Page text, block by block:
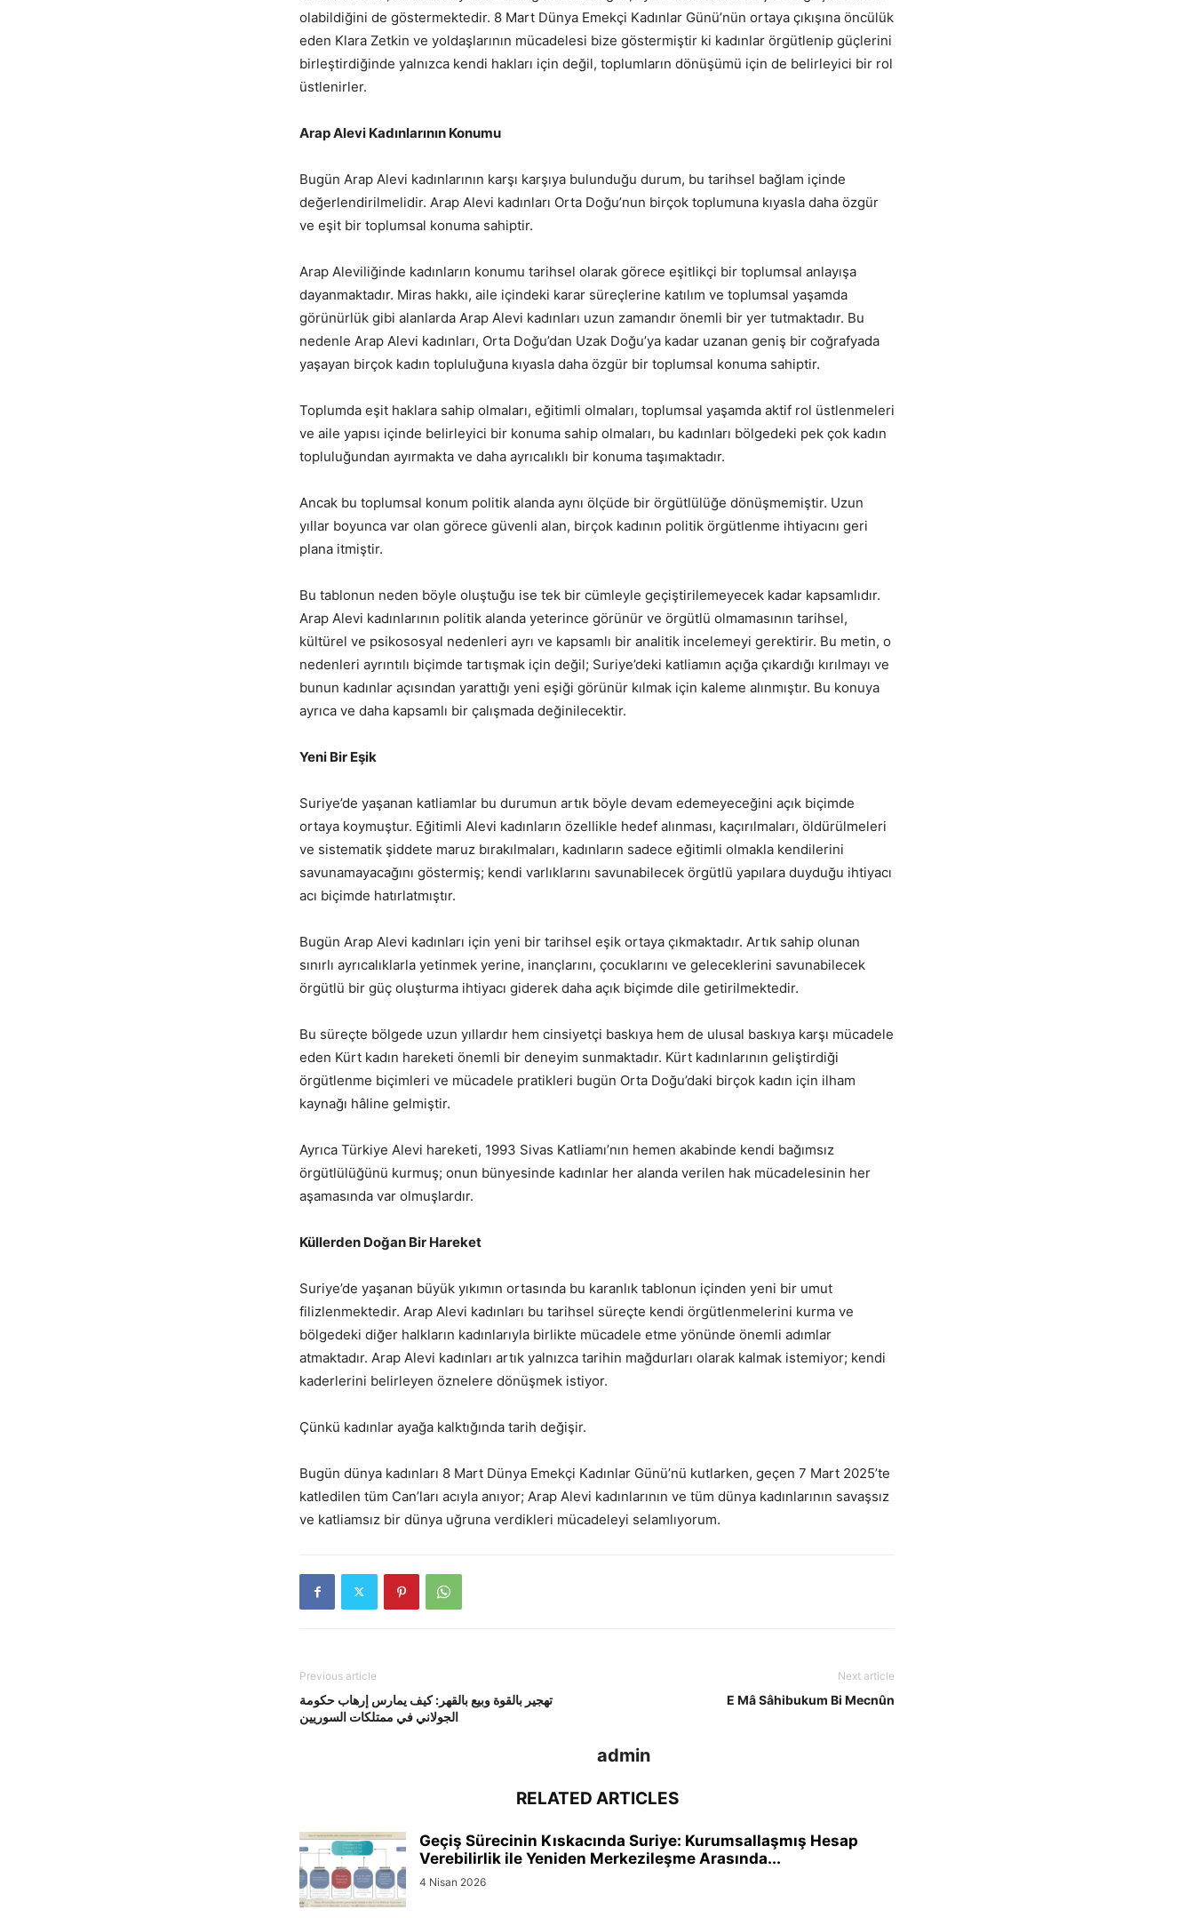
olabildiğini de göstermektedir. 8 Mart Dünya Emekçi Kadınlar Günü’nün ortaya çıkışına öncülük
eden Klara Zetkin ve yoldaşlarının mücadelesi bize göstermiştir ki kadınlar örgütlenip güçlerini
birleştirdiğinde yalnızca kendi hakları için değil, toplumların dönüşümü için de belirleyici bir rol
üstlenirler.
Arap Alevi Kadınlarının Konumu
Bugün Arap Alevi kadınlarının karşı karşıya bulunduğu durum, bu tarihsel bağlam içinde
değerlendirilmelidir. Arap Alevi kadınları Orta Doğu’nun birçok toplumuna kıyasla daha özgür
ve eşit bir toplumsal konuma sahiptir.
Arap Aleviliğinde kadınların konumu tarihsel olarak görece eşitlikçi bir toplumsal anlayışa
dayanmaktadır. Miras hakkı, aile içindeki karar süreçlerine katılım ve toplumsal yaşamda
görünürlük gibi alanlarda Arap Alevi kadınları uzun zamandır önemli bir yer tutmaktadır. Bu
nedenle Arap Alevi kadınları, Orta Doğu’dan Uzak Doğu’ya kadar uzanan geniş bir coğrafyada
yaşayan birçok kadın topluluğuna kıyasla daha özgür bir toplumsal konuma sahiptir.
Toplumda eşit haklara sahip olmaları, eğitimli olmaları, toplumsal yaşamda aktif rol üstlenmeleri
ve aile yapısı içinde belirleyici bir konuma sahip olmaları, bu kadınları bölgedeki pek çok kadın
topluluğundan ayırmakta ve daha ayrıcalıklı bir konuma taşımaktadır.
Ancak bu toplumsal konum politik alanda aynı ölçüde bir örgütlülüğe dönüşmemiştir. Uzun
yıllar boyunca var olan görece güvenli alan, birçok kadının politik örgütlenme ihtiyacını geri
plana itmiştir.
Bu tablonun neden böyle oluştuğu ise tek bir cümleyle geçiştirilemeyecek kadar kapsamlıdır.
Arap Alevi kadınlarının politik alanda yeterince görünür ve örgütlü olmamasının tarihsel,
kültürel ve psikososyal nedenleri ayrı ve kapsamlı bir analitik incelemeyi gerektirir. Bu metin, o
nedenleri ayrıntılı biçimde tartışmak için değil; Suriye’deki katliamın açığa çıkardığı kırılmayı ve
bunun kadınlar açısından yarattığı yeni eşiği görünür kılmak için kaleme alınmıştır. Bu konuya
ayrıca ve daha kapsamlı bir çalışmada değinilecektir.
Yeni Bir Eşik
Suriye’de yaşanan katliamlar bu durumun artık böyle devam edemeyeceğini açık biçimde
ortaya koymuştur. Eğitimli Alevi kadınların özellikle hedef alınması, kaçırılmaları, öldürülmeleri
ve sistematik şiddete maruz bırakılmaları, kadınların sadece eğitimli olmakla kendilerini
savunamayacağını göstermiş; kendi varlıklarını savunabilecek örgütlü yapılara duyduğu ihtiyacı
acı biçimde hatırlatmıştır.
Bugün Arap Alevi kadınları için yeni bir tarihsel eşik ortaya çıkmaktadır. Artık sahip olunan
sınırlı ayrıcalıklarla yetinmek yerine, inançlarını, çocuklarını ve geleceklerini savunabilecek
örgütlü bir güç oluşturma ihtiyacı giderek daha açık biçimde dile getirilmektedir.
Bu süreçte bölgede uzun yıllardır hem cinsiyetçi baskıya hem de ulusal baskıya karşı mücadele
eden Kürt kadın hareketi önemli bir deneyim sunmaktadır. Kürt kadınlarının geliştirdiği
örgütlenme biçimleri ve mücadele pratikleri bugün Orta Doğu’daki birçok kadın için ilham
kaynağı hâline gelmiştir.
Ayrıca Türkiye Alevi hareketi, 1993 Sivas Katliamı’nın hemen akabinde kendi bağımsız
örgütlülüğünü kurmuş; onun bünyesinde kadınlar her alanda verilen hak mücadelesinin her
aşamasında var olmuşlardır.
Küllerden Doğan Bir Hareket
Suriye’de yaşanan büyük yıkımın ortasında bu karanlık tablonun içinden yeni bir umut
filizlenmektedir. Arap Alevi kadınları bu tarihsel süreçte kendi örgütlenmelerini kurma ve
bölgedeki diğer halkların kadınlarıyla birlikte mücadele etme yönünde önemli adımlar
atmaktadır. Arap Alevi kadınları artık yalnızca tarihin mağdurları olarak kalmak istemiyor; kendi
kaderlerini belirleyen öznelere dönüşmek istiyor.
Çünkü kadınlar ayağa kalktığında tarih değişir.
Bugün dünya kadınları 8 Mart Dünya Emekçi Kadınlar Günü’nü kutlarken, geçen 7 Mart 2025’te
katledilen tüm Can’ları acıyla anıyor; Arap Alevi kadınlarının ve tüm dünya kadınlarının savaşsız
ve katliamsız bir dünya uğruna verdikleri mücadeleyi selamlıyorum.
Previous article
تهجير بالقوة وبيع بالقهر: كيف يمارس إرهاب حكومة
الجولاني في ممتلكات السوريين
Next article
E Mâ Sâhibukum Bi Mecnûn
admin
RELATED ARTICLES
Geçiş Sürecinin Kıskacında Suriye: Kurumsallaşmış Hesap
Verebilirlik ile Yeniden Merkezileşme Arasında...
4 Nisan 2026